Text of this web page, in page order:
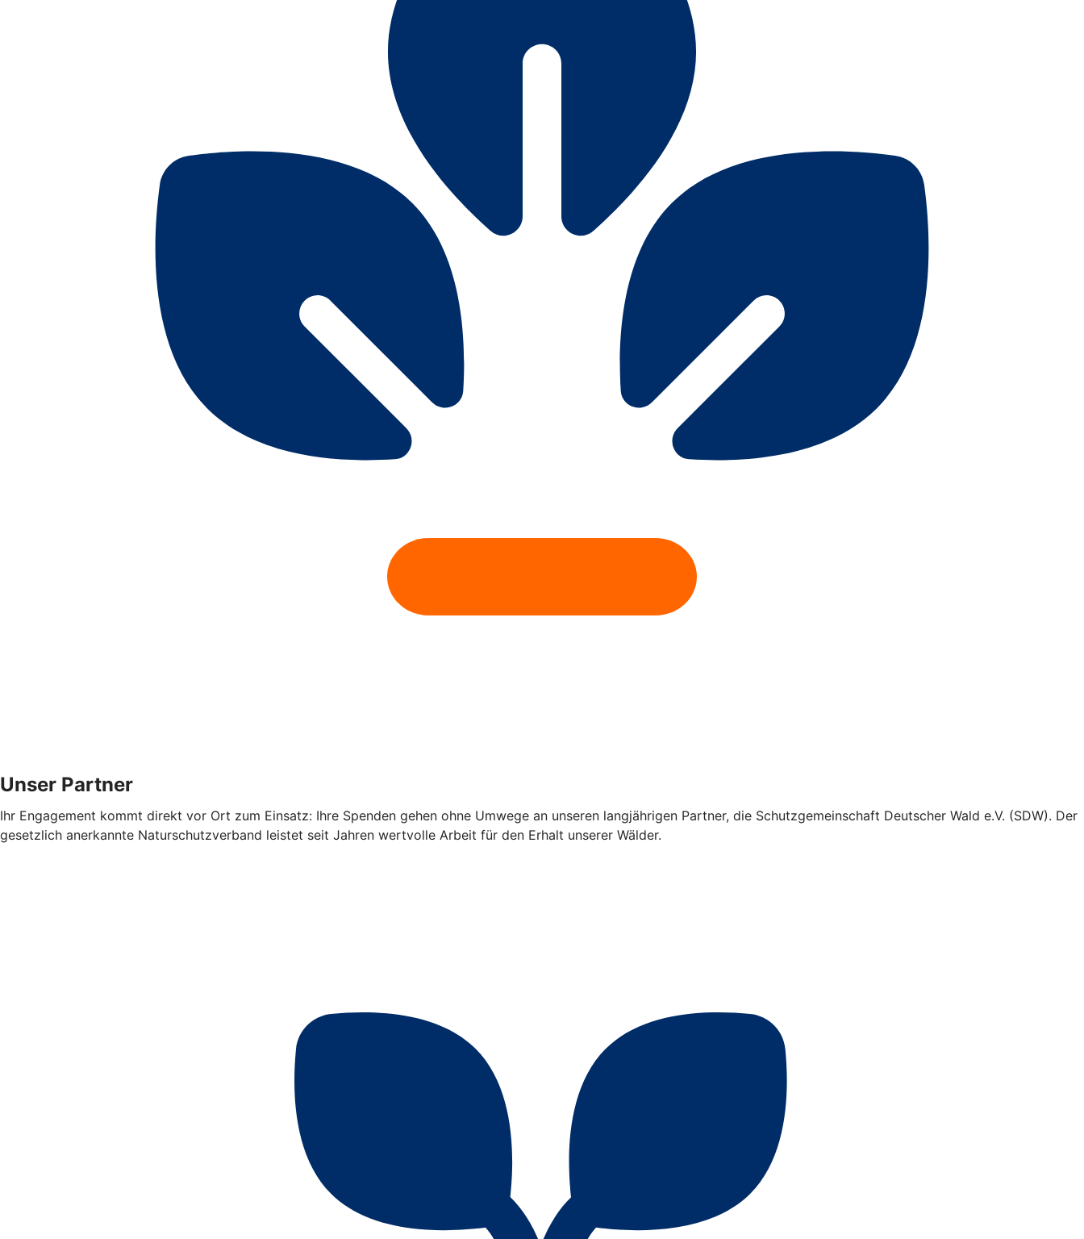
Unser Partner
Ihr Engagement kommt direkt vor Ort zum Einsatz: Ihre Spenden gehen ohne Umwege an unseren langjährigen Partner, die Schutzgemeinschaft Deutscher Wald e.V. (SDW). Der
gesetzlich anerkannte Naturschutzverband leistet seit Jahren wertvolle Arbeit für den Erhalt unserer Wälder.